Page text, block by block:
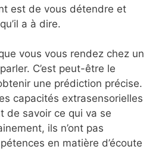
est de vous détendre et
a à dire.
vous vous rendez chez un
C’est peut-être le
une prédiction précise.
capacités extrasensorielles
de savoir ce qui va se
ils n’ont pas
en matière d’écoute